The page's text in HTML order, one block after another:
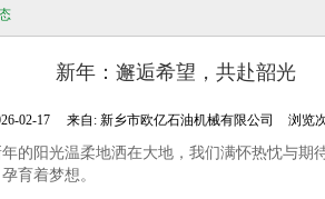
新年：邂逅希望，共赴韶光
02-17 来自: 新乡市欧亿石油机械有限公司 浏览
的阳光温柔地洒在大地，我们满怀热忱与期
育着梦想。